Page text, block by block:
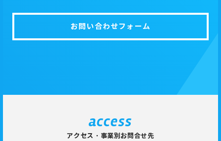
お問い合わせフォーム
access
アクセス・事業別お問合せ先